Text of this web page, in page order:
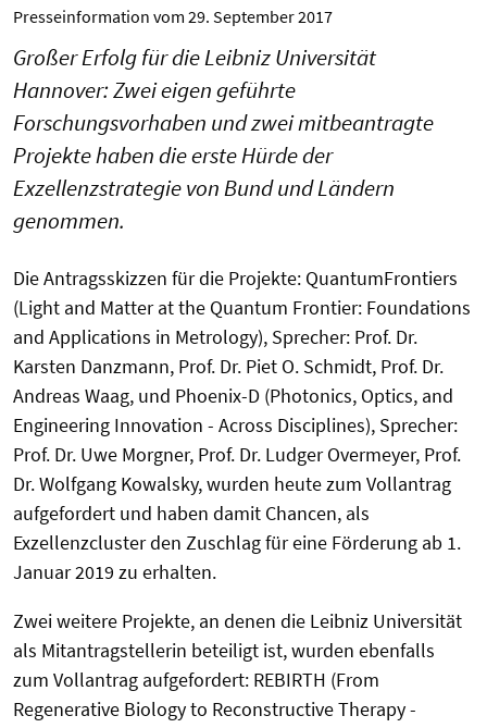
Presseinformation vom 29. September 2017
Großer Erfolg für die Leibniz Universität
Hannover: Zwei eigen geführte
Forschungsvorhaben und zwei mitbeantragte
Projekte haben die erste Hürde der
Exzellenzstrategie von Bund und Ländern
genommen.
Die Antragsskizzen für die Projekte: QuantumFrontiers
(Light and Matter at the Quantum Frontier: Foundations
and Applications in Metrology), Sprecher: Prof. Dr.
Karsten Danzmann, Prof. Dr. Piet O. Schmidt, Prof. Dr.
Andreas Waag, und Phoenix-D (Photonics, Optics, and
Engineering Innovation - Across Disciplines), Sprecher:
Prof. Dr. Uwe Morgner, Prof. Dr. Ludger Overmeyer, Prof.
Dr. Wolfgang Kowalsky, wurden heute zum Vollantrag
aufgefordert und haben damit Chancen, als
Exzellenzcluster den Zuschlag für eine Förderung ab 1.
Januar 2019 zu erhalten.
Zwei weitere Projekte, an denen die Leibniz Universität
als Mitantragstellerin beteiligt ist, wurden ebenfalls
zum Vollantrag aufgefordert: REBIRTH (From
Regenerative Biology to Reconstructive Therapy -